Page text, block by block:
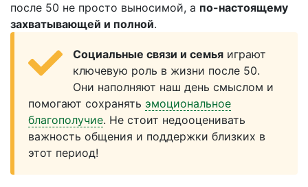
после 50 не просто выносимой, а по-настоящему
захватывающей и полной.
Социальные связи и семья играют
ключевую роль в жизни после 50.
Они наполняют наш день смыслом и
помогают сохранять эмоциональное
благополучие. Не стоит недооценивать
важность общения и поддержки близких в
этот период!